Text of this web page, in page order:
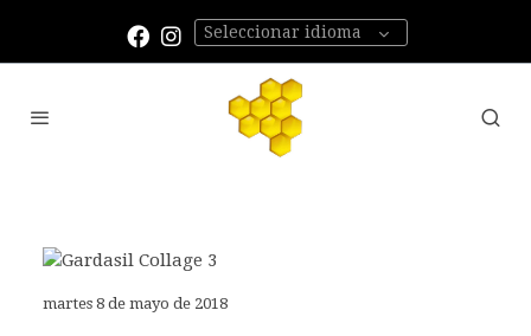
Seleccionar idioma
martes 8 de mayo de 2018